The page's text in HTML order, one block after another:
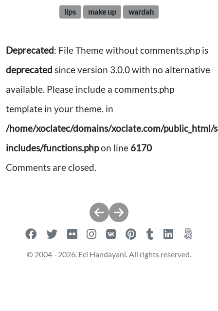
lips make up wardah
Deprecated: File Theme without comments.php is
deprecated since version 3.0.0 with no alternative
available. Please include a comments.php
template in your theme. in
/home/xoclatec/domains/xoclate.com/public_html/
includes/functions.phpon line 6170
Comments are closed.
© 2004 - 2026. Eci Handayani. All rights reserved.